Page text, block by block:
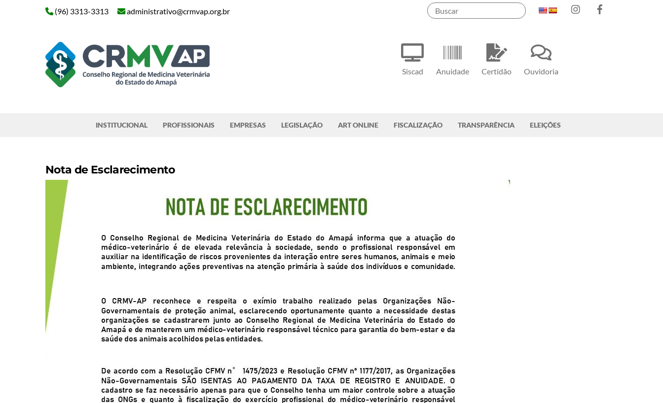
Siscad Anuidade Certidão Ouvidoria
Instagram
(96) 3313-3313
administrativo@crmvap.org.br
INSTITUCIONAL PROFISSIONAIS EMPRESAS LEGISLAÇÃO ART ONLINE FISCALIZAÇÃO TRANSPARÊNCIA ELEIÇÕES
Nota de Esclarecimento